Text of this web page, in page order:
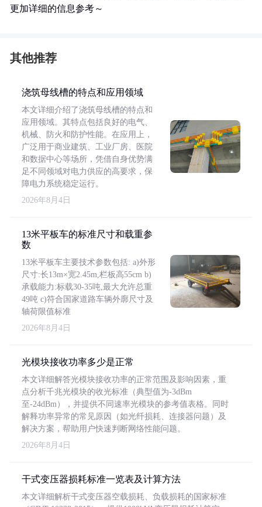
更加详细的信息参考～
其他推荐
浇筑母线槽的特点和应用领域
本文详细介绍了浇筑母线槽的特点和
应用领域。其特点包括良好的电气、
机械、防火和防护性能。在应用上，
广泛用于商业建筑、工业厂房、医院
和数据中心等场所，凭借自身优势满
足不同领域对电力供应的高要求，保
障电力系统稳定运行。
2026年8月4日
13米平板车的标准尺寸和载重参
数
13米平板车主要技术参数包括: a)外形
尺寸:长13m×宽2.45m,栏板高55cm b)
承载能力:标载30-35吨,最大允许总重
49吨 c)符合国家道路车辆外廓尺寸及
轴荷限值标准
2026年8月4日
光模块接收功率多少是正常
本文详细解答光模块接收功率的正常范围及影响因素，重
点分析千兆光模块的收光标准（典型值为-3dBm
至-24dBm），并提供不同速率光模块的参考值表格。同时
解释功率异常的常见原因（如光纤损耗、连接器问题）及
解决方案，帮助用户快速判断网络性能问题。
2026年8月4日
干式变压器损耗标准一览表及计算方法
本文详细解析干式变压器空载损耗、负载损耗的国家标准